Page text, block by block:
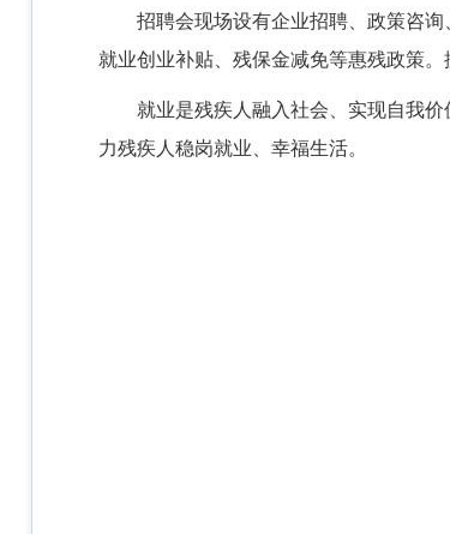
招聘会现场设有企业招聘、政策咨
就业创业补贴、残保金减免等惠残政策
就业是残疾人融入社会、实现自我
力残疾人稳岗就业、幸福生活。